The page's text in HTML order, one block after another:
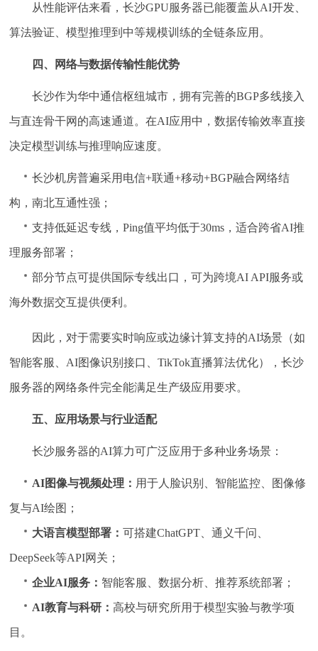
从性能评估来看，长沙GPU服务器已能覆盖从AI开发、
算法验证、模型推理到中等规模训练的全链条应用。
四、网络与数据传输性能优势
长沙作为华中通信枢纽城市，拥有完善的BGP多线接入
与直连骨干网的高速通道。在AI应用中，数据传输效率直接
决定模型训练与推理响应速度。
长沙机房普遍采用 电信+联通+移动+BGP融合网络结
构，南北互通性强；
支持低延迟专线，Ping值平均低于30ms，适合跨省AI推
理服务部署；
部分节点可提供国际专线出口，可为跨境AI API服务或
海外数据交互提供便利。
因此，对于需要实时响应或边缘计算支持的AI场景（如
智能客服、AI图像识别接口、TikTok直播算法优化），长沙
服务器的网络条件完全能满足生产级应用要求。
五、应用场景与行业适配
长沙服务器的AI算力可广泛应用于多种业务场景：
AI图像与视频处理： 用于人脸识别、智能监控、图像修
复与AI绘图；
大语言模型部署：可搭建ChatGPT、通义千问、
DeepSeek等API网关；
企业AI服务： 智能客服、数据分析、推荐系统部署；
AI教育与科研：高校与研究所用于模型实验与教学项
目。